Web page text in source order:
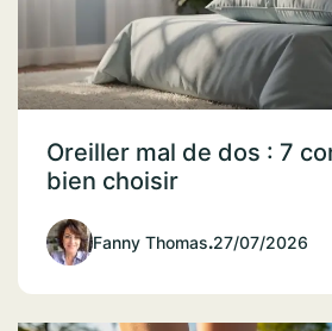
Oreiller mal de dos : 7
bien choisir
Fanny Thomas.27/07/2026